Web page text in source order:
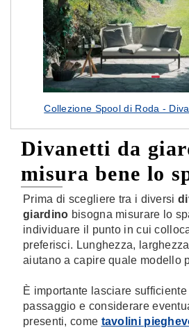
Collezione Spool di Roda -
Divanetti da
misura bene lo
Prima di scegliere tra i diversi
giardino bisogna misurare lo
individuare il punto in cui
preferisci. Lunghezza,
aiutano a capire quale modello
È importante lasciare sufficiente
passaggio e considerare
presenti, come tavolini